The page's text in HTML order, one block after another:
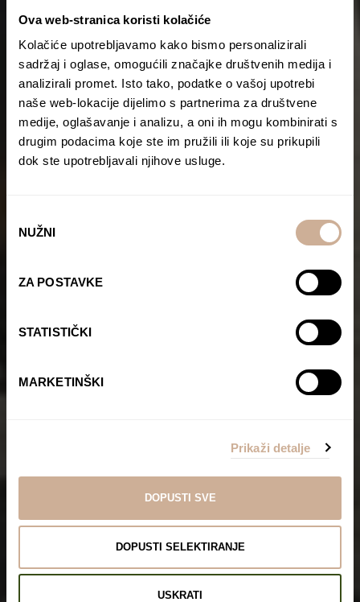
Ova web-stranica koristi kolačiće
Kolačiće upotrebljavamo kako bismo personalizirali
sadržaj i oglase, omogućili značajke društvenih medija i
analizirali promet. Isto tako, podatke o vašoj upotrebi
naše web-lokacije dijelimo s partnerima za društvene
medije, oglašavanje i analizu, a oni ih mogu kombinirati s
drugim podacima koje ste im pružili ili koje su prikupili
dok ste upotrebljavali njihove usluge.
pristanka
NUŽNI
ZA POSTAVKE
STATISTIČKI
MARKETINŠKI
Prikaži detalje
DOPUSTI SVE
DOPUSTI SELEKTIRANJE
USKRATI